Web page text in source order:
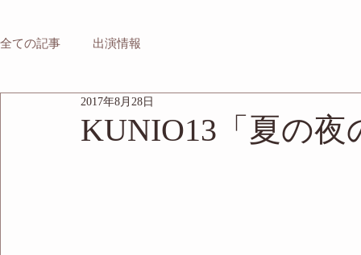
全ての記事 出演情報
KUNIO13「夏の夜
2017年8月28日